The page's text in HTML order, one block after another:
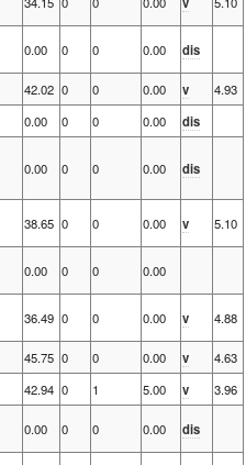
0.00 0 0 0.00
dis
42.02 0 0 0.00 v
4.93
0.00 0 0 0.00
dis
0.00 0 0 0.00 dis
38.65 0 0 0.00 v
5.10
0.00 0 0
0.00
36.49 0 0 0.00 v
4.88
45.75 0 0 0.00 v
4.63
42.94 0 1 5.00 v
3.96
0.00 0 0 0.00
dis